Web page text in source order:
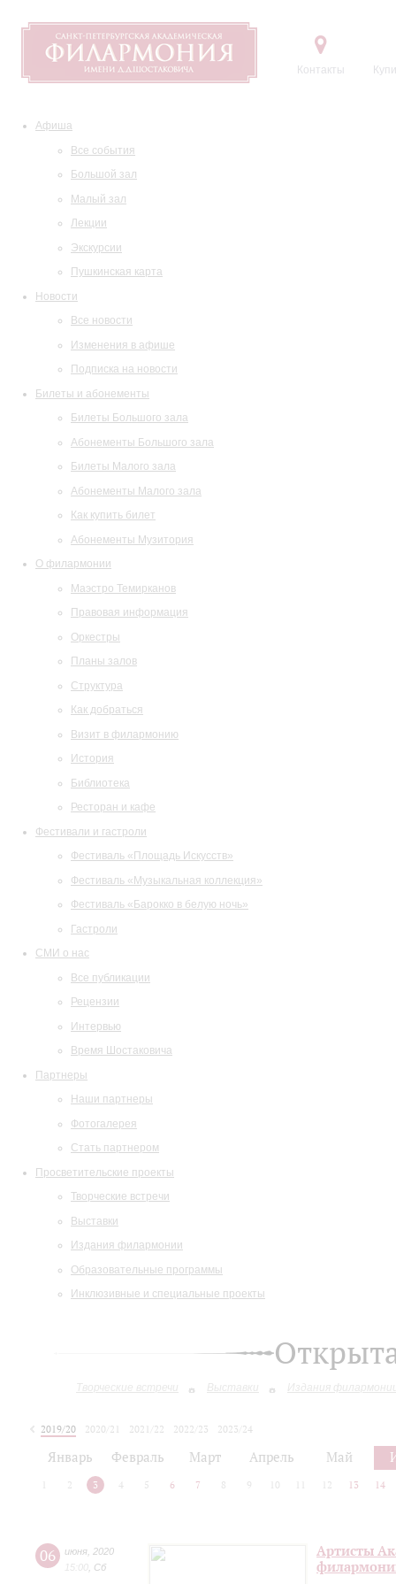
Контакты
Афиша
Все события
Большой зал
Малый зал
Лекции
Экскурсии
Пушкинская карта
Новости
Все новости
Изменения в афише
Подписка на новости
Билеты и абонементы
Билеты Большого зала
Абонементы Большого зала
Билеты Малого зала
Абонементы Малого зала
Как купить билет
Абонементы Музитория
О филармонии
Маэстро Темирканов
Правовая информация
Оркестры
Планы залов
Структура
Как добраться
Визит в филармонию
История
Библиотека
Ресторан и кафе
Фестивали и гастроли
Фестиваль «Площадь Искусств»
Фестиваль «Музыкальная коллекция»
Фестиваль «Барокко в белую ночь»
Гастроли
СМИ о нас
Все публикации
Рецензии
Интервью
Время Шостаковича
Партнеры
Наши партнеры
Фотогалерея
Стать партнером
Просветительские проекты
Творческие встречи
Выставки
Издания филармонии
Образовательные программы
Инклюзивные и специальные проекты
Творческие встречи Выставки Издания
2019/20 2020/21 2021/22 2022/23
2023/24
Январь Февраль Март Апрель Май
2 3 4 5 6 7 8 9 10 12 13 14
06 июня 2020
15:00 Сб
Артисты